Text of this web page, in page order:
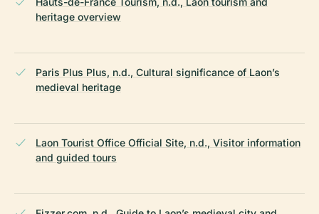
heritage overview
Paris Plus Plus, n.d., Cultural significance of Laon’s
medieval heritage
Laon Tourist Office Official Site, n.d., Visitor information
and guided tours